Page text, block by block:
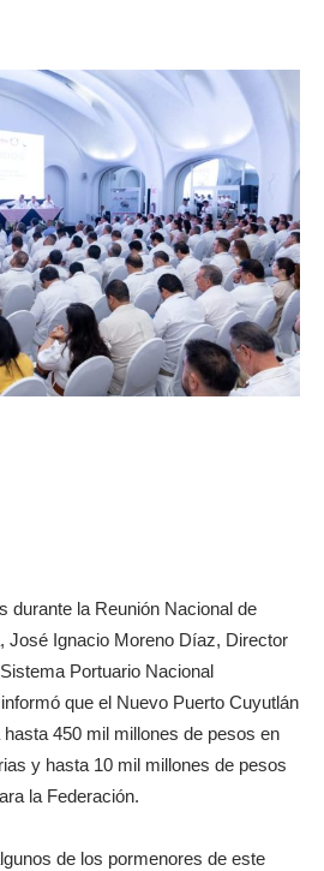
durante la Reunión Nacional de
José Ignacio Moreno Díaz, Director
Portuario Nacional
que el Nuevo Puerto Cuyutlán
450 mil millones de pesos en
y hasta 10 mil millones de pesos
la Federación.
de los pormenores de este